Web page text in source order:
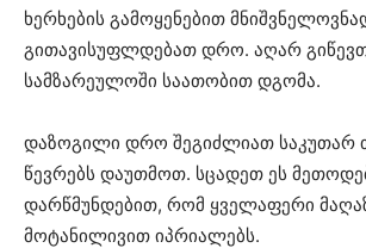
ხერხების გამოყენებით
გითავისუფლდებათ დრო. აღარ
სამზარეულოში საათობით დგომა.
დაზოგილი დრო შეგიძლიათ საკუთარ
წევრებს დაუთმოთ. სცადეთ ეს
დარწმუნდებით, რომ ყველაფერი
მოტანილივით იპრიალებს.